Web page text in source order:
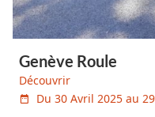
Genève Roule
Découvrir
Du 30 Avril 2025 au